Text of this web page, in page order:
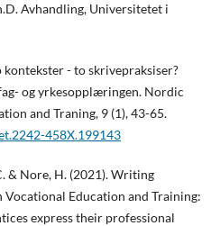
Avhandling, Universitetet i
kontekster - to skrivepraksiser?
og yrkesopplæringen. Nordic
and Traning, 9 (1), 43-65.
458X.199143
& Nore, H. (2021). Writing
Education and Training:
express their professional